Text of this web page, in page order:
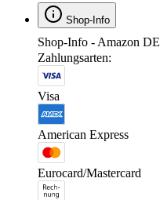
Shop-Info
Shop-Info - Amazon DE
Zahlungsarten:
Visa
American Express
Eurocard/Mastercard